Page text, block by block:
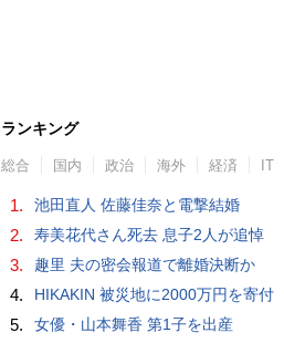
ランキング
総合 国内 政治 海外 経済 IT
1. 池田直人 佐藤佳奈と電撃結婚
2. 寿美花代さん死去 息子2人が追悼
3. 趣里 夫の密会報道で離婚決断か
4. HIKAKIN 被災地に2000万円を寄付
5. 女優・山本舞香 第1子を出産